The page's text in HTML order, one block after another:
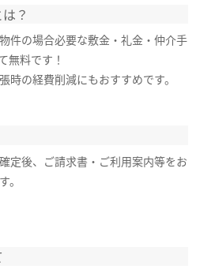
？
件の場合必要な敷金・礼金・仲介手
無料です！
時の経費削減にもおすすめです。
定後、ご請求書・ご利用案内等をお
。